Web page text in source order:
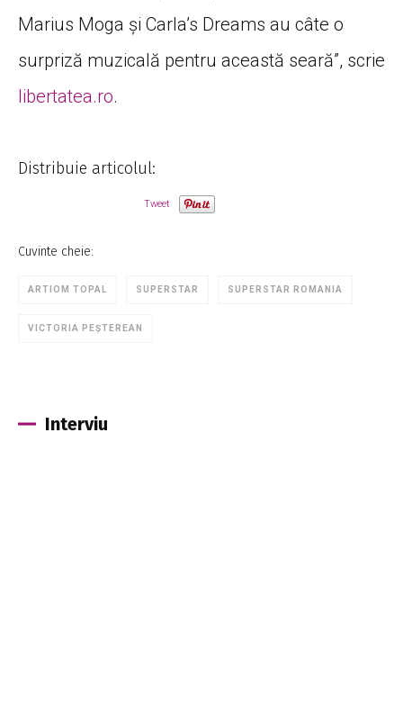
Marius Moga și Carla’s Dreams au câte o
surpriză muzicală pentru această seară”, scrie
libertatea.ro.
Distribuie articolul:
Tweet
Cuvinte cheie:
ARTIOM TOPAL SUPERSTAR SUPERSTAR ROMANIA
VICTORIA PEȘTEREAN
Interviu